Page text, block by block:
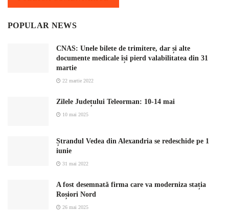
POPULAR NEWS
CNAS: Unele bilete de trimitere, dar și alte
documente medicale își pierd valabilitatea din 31
martie
22 martie 2022
Zilele Județului Teleorman: 10-14 mai
10 mai 2025
Ștrandul Vedea din Alexandria se redeschide pe 1
iunie
31 mai 2022
A fost desemnată firma care va moderniza stația
Roșiori Nord
26 mai 2025